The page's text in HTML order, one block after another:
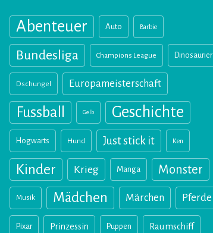
Abenteuer Auto Barbie
Bundesliga Champions League Dinosaurier
Dschungel Europameisterschaft
Fussball Gelb Geschichte
Hogwarts Hund Just stick it Ken
Kinder Krieg Manga Monster
Musik Mädchen Märchen Pferde
Pixar Prinzessin Puppen Raumschiff